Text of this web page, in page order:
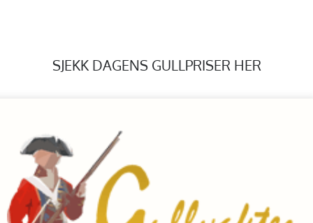
SJEKK DAGENS GULLPRISER HER